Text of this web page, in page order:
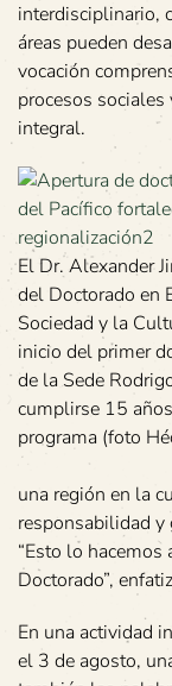
interdisciplinario,
áreas pueden
vocación
procesos
integral.
El Dr. Alexander
del Doctorado en
Sociedad y la
inicio del primer
de la Sede
cumplirse 15
programa (foto
una región en la
responsabilidad y
“Esto lo
Doctorado”,
En una actividad
el 3 de agosto,